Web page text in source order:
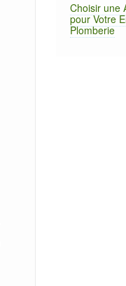
Choisir une
pour Votre
Plomberie